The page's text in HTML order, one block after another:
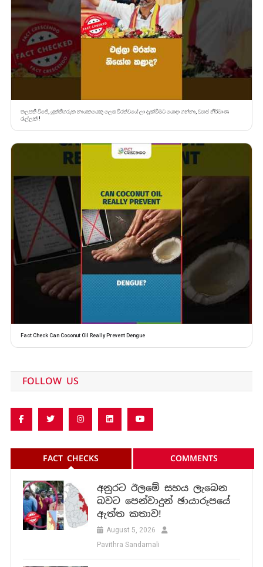
තලපති විජේ, යුක්තිගරුක නායකයෙකු ලෙස වීරත්වයේ ලා දැක්වීමට යොදා ගන්නා, ව්‍යාජ නිර්මාණ
රැල්ලක් !
Fact Check Can Coconut Oil Really Prevent Dengue
FOLLOW US
FACT CHECKS COMMENTS
අනුරට ඊලමේ සහය ලැබෙන
බවට පෙන්වාදුන් ඡායාරූපයේ
ඇත්ත කතාව!
August 5, 2026
Pavithra Sandamali